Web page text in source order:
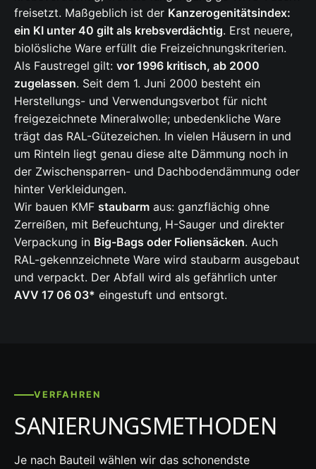
freisetzt. Maßgeblich ist der Kanzerogenitätsindex:
ein KI unter 40 gilt als krebsverdächtig. Erst neuere,
biolösliche Ware erfüllt die Freizeichnungskriterien.
Als Faustregel gilt: vor 1996 kritisch, ab 2000
zugelassen. Seit dem 1. Juni 2000 besteht ein
Herstellungs- und Verwendungsverbot für nicht
freigezeichnete Mineralwolle; unbedenkliche Ware
trägt das RAL-Gütezeichen. In vielen Häusern in und
um Rinteln liegt genau diese alte Dämmung noch in
der Zwischensparren- und Dachbodendämmung oder
hinter Verkleidungen.
Wir bauen KMF staubarm aus: ganzflächig ohne
Zerreißen, mit Befeuchtung, H-Sauger und direkter
Verpackung in Big-Bags oder Foliensäcken. Auch
RAL-gekennzeichnete Ware wird staubarm ausgebaut
und verpackt. Der Abfall wird als gefährlich unter
AVV 17 06 03* eingestuft und entsorgt.
VERFAHREN
SANIERUNGSMETHODEN
Je nach Bauteil wählen wir das schonendste